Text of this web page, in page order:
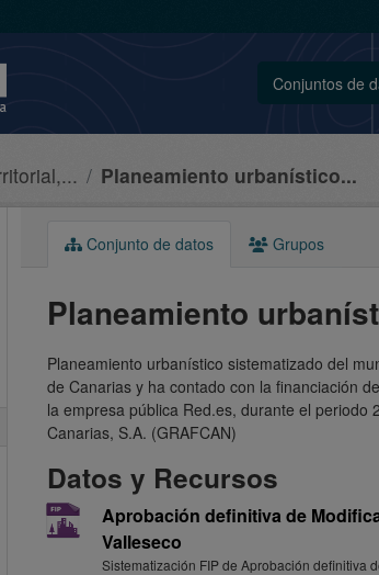
Conjuntos de
Planeamiento urbanístico...
Conjunto de datos Grupos
Planeamiento
Planeamiento urbanístico sistematizado del
de Canarias y ha contado con la financiación
la empresa pública Red.es, durante el
Canarias, S.A. (GRAFCAN)
Datos y Recursos
Aprobación definitiva de
Valleseco
Sistematización FIP de Aprobación definitiva